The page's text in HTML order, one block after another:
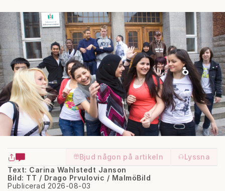
Bjud någon på artikeln
Lyssna
Text: Carina Wahlstedt Janson
Publicerad 2026-08-03
Bild: TT / Drago Prvulovic / MalmöBild